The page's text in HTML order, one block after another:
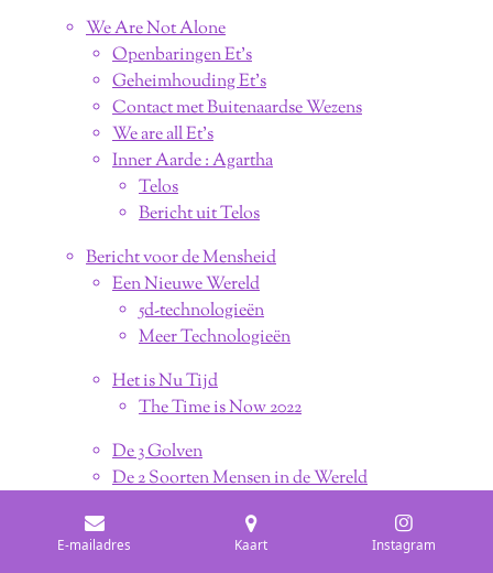
We Are Not Alone
Openbaringen Et's
Geheimhouding Et's
Contact met Buitenaardse Wezens
We are all Et's
Inner Aarde : Agartha
Telos
Bericht uit Telos
Bericht voor de Mensheid
Een Nieuwe Wereld
5d-technologieën
Meer Technologieën
Het is Nu Tijd
The Time is Now 2022
De 3 Golven
De 2 Soorten Mensen in de Wereld
The Ones Who Choose
Christ Conciousness
E-mailadres Kaart Instagram